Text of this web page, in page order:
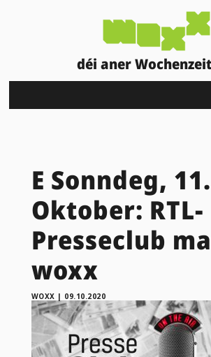
déi aner
E Sonndeg, 11.
Oktober: RTL-
Presseclub
woxx
WOXX | 09.10.2020